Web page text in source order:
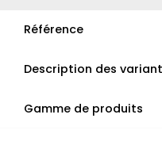
Référence
Description des
Gamme de produits